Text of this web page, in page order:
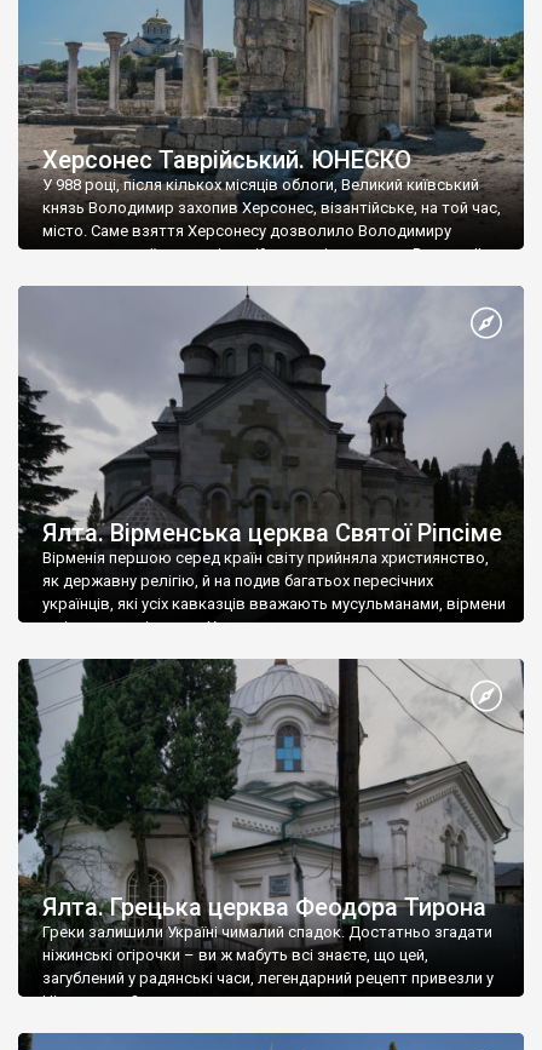
Херсонес Таврійський. ЮНЕСКО
У 988 році, після кількох місяців облоги, Великий київський
князь Володимир захопив Херсонес, візантійське, на той час,
місто. Саме взяття Херсонесу дозволило Володимиру
диктувати свої умови візантійському імператору Василю ІІ, та
Херсонесі Володимир-язичник, став Василем-християнином.
А потім було Хрещення Русі. На честь Херсонесу Таврійського
Ялта. Вірменська церква Святої Ріпсіме
Вірменія першою серед країн світу прийняла християнство,
як державну релігію, й на подив багатьох пересічних
українців, які усіх кавказців вважають мусульманами, вірмени
є відданими вірянами Христа
Ялта. Грецька церква Феодора Тирона
Греки залишили Україні чималий спадок. Достатньо згадати
ніжинські огірочки – ви ж мабуть всі знаєте, що цей,
загублений у радянські часи, легендарний рецепт привезли у
Ніжин греки?